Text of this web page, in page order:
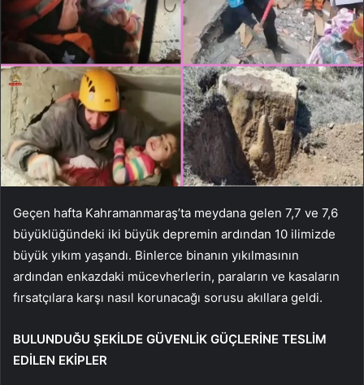
Geçen hafta Kahramanmaraş’ta meydana gelen 7,7 ve 7,6
büyüklüğündeki iki büyük depremin ardından 10 ilimizde
büyük yıkım yaşandı. Binlerce binanın yıkılmasının
ardından enkazdaki mücevherlerin, paraların ve kasaların
fırsatçılara karşı nasıl korunacağı sorusu akıllara geldi.
BULUNDUĞU ŞEKİLDE GÜVENLİK GÜÇLERİNE TESLİM
EDİLEN EKİPLER